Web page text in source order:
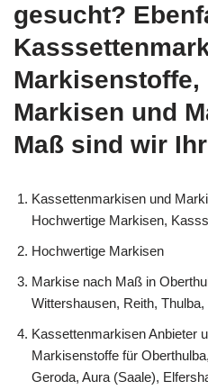
gesucht?
Markisenstoffe,
Markisen und
Maß sind wir
Kassettenmarkisen und
Hochwertige Markisen,
Hochwertige Markisen
Markise nach Maß in
Wittershausen, Reith,
Kassettenmarkisen Anbieter
Markisenstoffe für
Geroda, Aura (Saale),